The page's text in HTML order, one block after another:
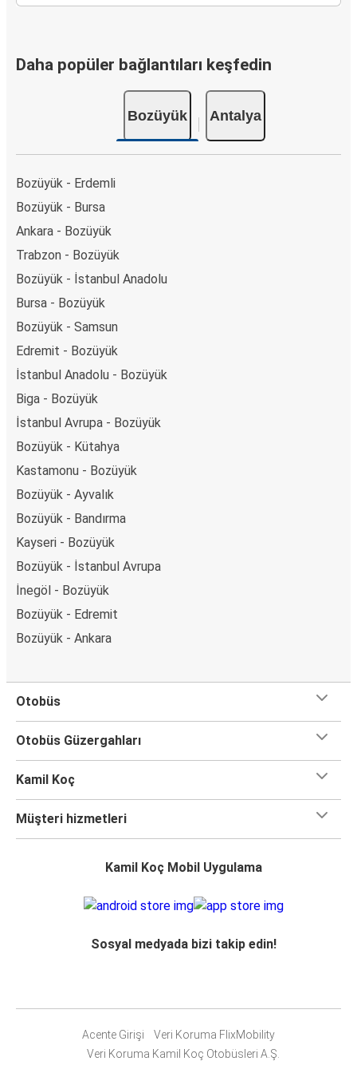
Daha popüler bağlantıları keşfedin
Bozüyük Antalya
Bozüyük - Erdemli
Bozüyük - Bursa
Ankara - Bozüyük
Trabzon - Bozüyük
Bozüyük - İstanbul Anadolu
Bursa - Bozüyük
Bozüyük - Samsun
Edremit - Bozüyük
İstanbul Anadolu - Bozüyük
Biga - Bozüyük
İstanbul Avrupa - Bozüyük
Bozüyük - Kütahya
Kastamonu - Bozüyük
Bozüyük - Ayvalık
Bozüyük - Bandırma
Kayseri - Bozüyük
Bozüyük - İstanbul Avrupa
İnegöl - Bozüyük
Bozüyük - Edremit
Bozüyük - Ankara
Otobüs
Otobüs Güzergahları
Kamil Koç
Müşteri hizmetleri
Kamil Koç Mobil Uygulama
Sosyal medyada bizi takip edin!
Acente Girişi
Veri Koruma FlixMobility
Veri Koruma Kamil Koç Otobüsleri A.Ş.